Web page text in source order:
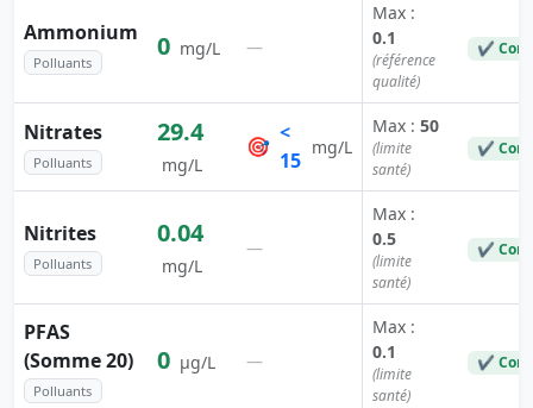
Ammonium
Polluants
0 mg/L —
Max :
0.1
(référence
qualité)
✔
Nitrates
Polluants
29.4
mg/L
🎯
<
15
mg/L
Max : 50
(limite
santé)
✔
Nitrites
Polluants
0.04
mg/L
—
Max :
0.5
(limite
santé)
✔
PFAS
(Somme 20)
Polluants
0 µg/L —
Max :
0.1
(limite
santé)
✔